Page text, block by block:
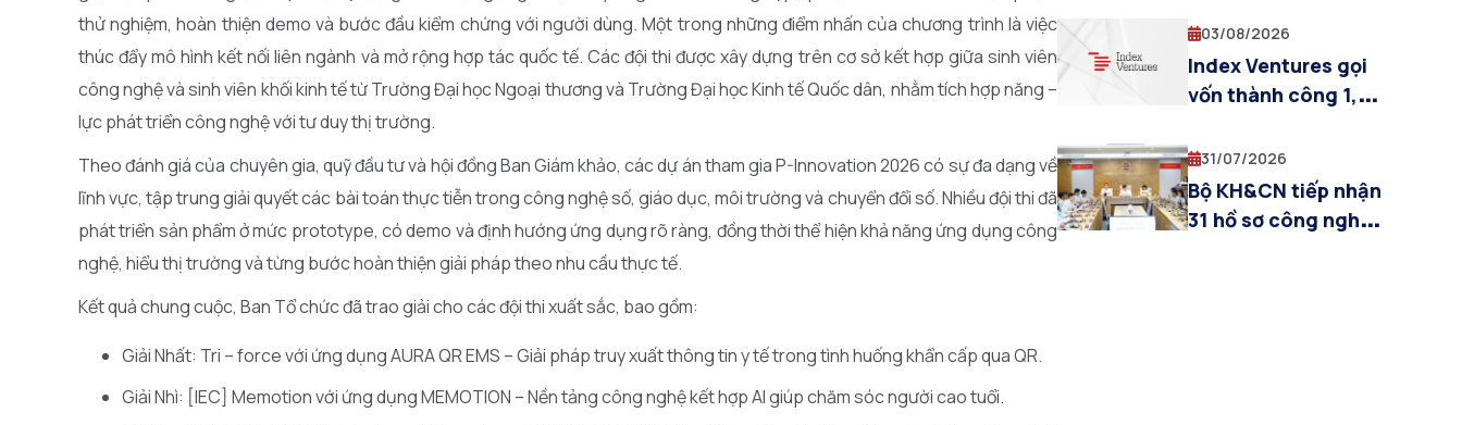
thử nghiệm, hoàn thiện demo và bước đầu kiểm chứng với người dùng. Một trong những điểm nhấn của chương trình là việc
thúc đẩy mô hình kết nối liên ngành và mở rộng hợp tác quốc tế. Các đội thi được xây dựng trên cơ sở kết hợp giữa sinh viên
công nghệ và sinh viên khối kinh tế từ Trường Đại học Ngoại thương và Trường Đại học Kinh tế Quốc dân, nhằm tích hợp năng –
lực phát triển công nghệ với tư duy thị trường.
Theo đánh giá của chuyên gia, quỹ đầu tư và hội đồng Ban Giám khảo, các dự án tham gia P-Innovation 2026 có sự đa dạng về
lĩnh vực, tập trung giải quyết các bài toán thực tiễn trong công nghệ số, giáo dục, môi trường và chuyển đổi số. Nhiều đội thi đã
phát triển sản phẩm ở mức prototype, có demo và định hướng ứng dụng rõ ràng, đồng thời thể hiện khả năng ứng dụng công
nghệ, hiểu thị trường và từng bước hoàn thiện giải pháp theo nhu cầu thực tế.
Kết quả chung cuộc, Ban Tổ chức đã trao giải cho các đội thi xuất sắc, bao gồm:
Giải Nhất: Tri – force với ứng dụng AURA QR EMS – Giải pháp truy xuất thông tin y tế trong tình huống khẩn cấp qua QR.
Giải Nhì: [IEC] Memotion với ứng dụng MEMOTION – Nền tảng công nghệ kết hợp AI giúp chăm sóc người cao tuổi.
và công nghệ
03/08/2026
Index Ventures gọi
vốn thành công 1,7
quỹ đầu tư lên gần 3
tỷ Euro
31/07/2026
Bộ KH&CN tiếp nhận
31 hồ sơ công nghệ